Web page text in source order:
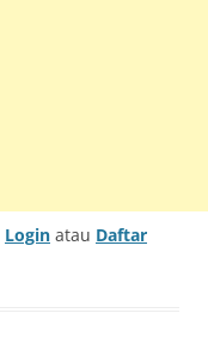
Login atau Daftar